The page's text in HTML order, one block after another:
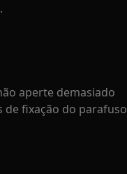
aperte demasiado
fixação do parafuso